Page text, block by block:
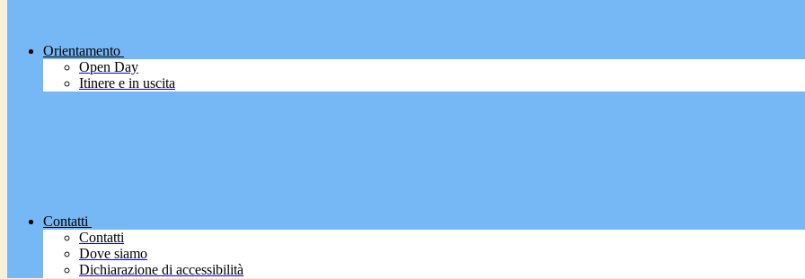
Orientamento
Open Day
Itinere e in uscita
Contatti
Contatti
Dove siamo
Dichiarazione di accessibilità